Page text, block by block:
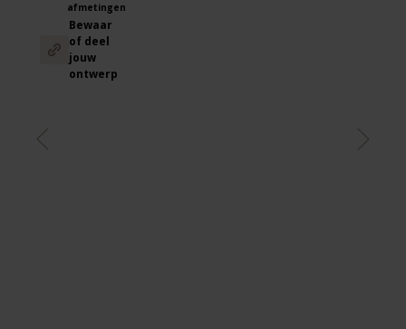
afmetingen
Bewaar
of deel
jouw
ontwerp